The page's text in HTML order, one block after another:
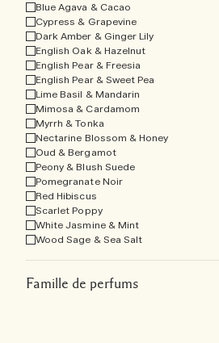
Blue Agava & Cacao
Cypress & Grapevine
Dark Amber & Ginger Lily
English Oak & Hazelnut
English Pear & Freesia
English Pear & Sweet Pea
Lime Basil & Mandarin
Mimosa & Cardamom
Myrrh & Tonka
Nectarine Blossom & Honey
Oud & Bergamot
Peony & Blush Suede
Pomegranate Noir
Red Hibiscus
Scarlet Poppy
White Jasmine & Mint
Wood Sage & Sea Salt
Famille de perfums